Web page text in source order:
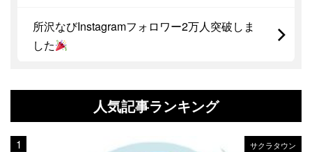
所沢なびInstagramフォロワー2万人突破しま
した
人気記事ランキング
サクラタウン